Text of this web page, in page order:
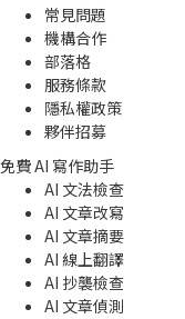
常見問題
機構合作
部落格
服務條款
隱私權政策
夥伴招募
免費 AI 寫作助手
AI 文法檢查
AI 文章改寫
AI 文章摘要
AI 線上翻譯
AI 抄襲檢查
AI 文章偵測